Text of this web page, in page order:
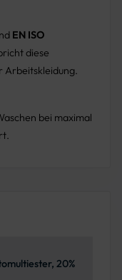
EN ISO
diese
Arbeitskleidung.
bei maximal
20%